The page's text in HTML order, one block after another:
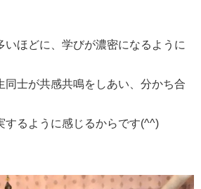
いほどに、学びが濃密になるように
同士が共感共鳴をしあい、分かち合
するように感じるからです(^^)